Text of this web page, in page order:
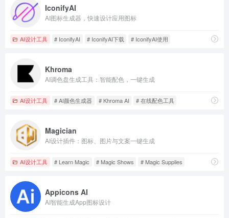
IconifyAI
AI图标生成器，快速设计应用图标
AI设计工具 # IconifyAI # IconifyAI下载 # IconifyAI使用
Khroma
AI调色盘生成工具：智能配色，一键生成
AI设计工具 # AI颜色生成器 # Khroma AI # 在线配色工具
Magician
AI设计插件：图标、图片与文案一键生成
AI设计工具 # Learn Magic # Magic Shows # Magic Supplies
Appicons AI
AI智能生成App图标设计